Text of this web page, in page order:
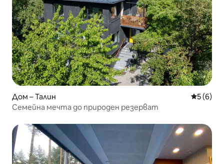
Дом – Талин Средна
5 (6)
Семейна мечта до природен резерват